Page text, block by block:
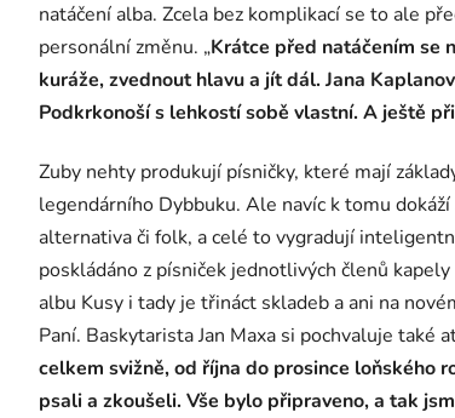
natáčení alba. Zcela bez komplikací se to ale
personální změnu. „Krátce před natáčením se
kuráže, zvednout hlavu a jít dál. Jana
Podkrkonoší s lehkostí sobě vlastní. A ještě
Zuby nehty produkují písničky, které mají
legendárního Dybbuku. Ale navíc k tomu
alternativa či folk, a celé to vygradují
poskládáno z písniček jednotlivých členů
albu Kusy i tady je třináct skladeb a ani na
Paní. Baskytarista Jan Maxa si pochvaluje také
celkem svižně, od října do prosince loňského
psali a zkoušeli. Vše bylo připraveno, a tak